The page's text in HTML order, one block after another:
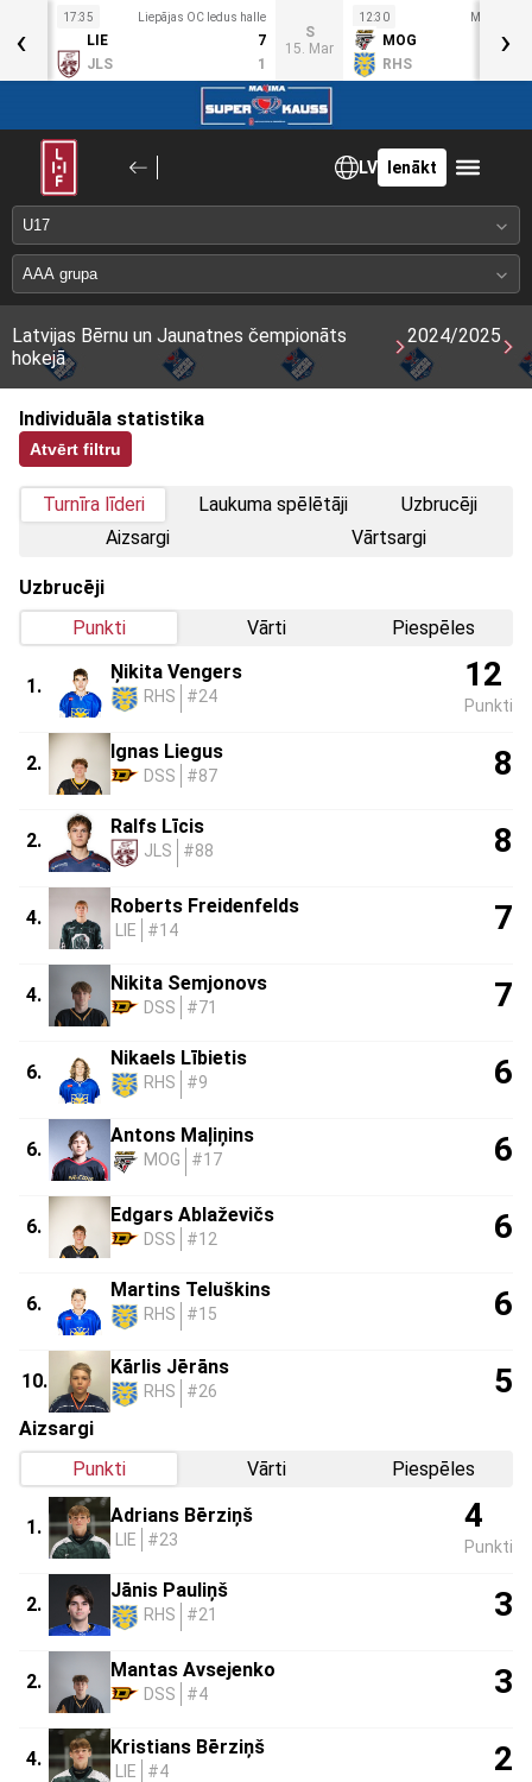
Mar
17:35 Liepājas OC ledus halle
LIE
7
JLS
1
S
15. Mar
12:30 Mogo
MOG
RHS
‹ ›
LV Ienākt
Latvijas Bērnu un Jaunatnes čempionāts
hokejā
2024/2025
Individuāla statistika
Atvērt filtru
Turnīra līderi Laukuma spēlētāji
Uzbrucēji
Aizsargi
Vārtsargi
Uzbrucēji
Punkti
Vārti Piespēles
1.
Ņikita Vengers
RHS #24
12
Punkti
2.
Ignas Liegus
DSS #87 8
2.
Ralfs Līcis
JLS #88 8
4.
Roberts Freidenfelds
LIE #14 7
4.
Nikita Semjonovs
DSS #71 7
6.
Nikaels Lībietis
RHS #9 6
6.
Antons Maļiņins
MOG #17 6
6.
Edgars Ablaževičs
DSS #12 6
6.
Martins Teluškins
RHS #15 6
10.
Kārlis Jērāns
RHS #26 5
Aizsargi
Punkti
Vārti Piespēles
1.
Adrians Bērziņš
LIE #23
4
Punkti
2.
Jānis Pauliņš
RHS #21 3
2.
Mantas Avsejenko
DSS #4 3
4.
Kristians Bērziņš
LIE #4 2